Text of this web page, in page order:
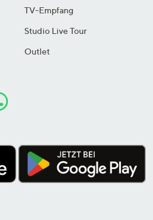
TV-Empfang
Studio Live Tour
Outlet